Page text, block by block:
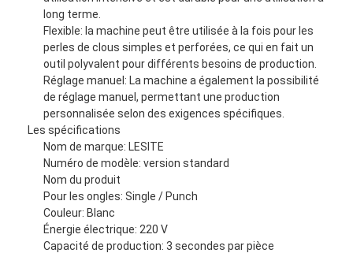
long terme.
Flexible: la machine peut être utilisée à la fois pour les
perles de clous simples et perforées, ce qui en fait un
outil polyvalent pour différents besoins de production.
Réglage manuel: La machine a également la possibilité
de réglage manuel, permettant une production
personnalisée selon des exigences spécifiques.
Les spécifications
Nom de marque: LESITE
Numéro de modèle: version standard
Nom du produit
Pour les ongles: Single / Punch
Couleur: Blanc
Énergie électrique: 220 V
Capacité de production: 3 secondes par pièce